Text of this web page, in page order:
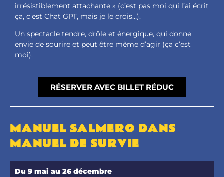
irrésistiblement attachante » (c’est pas moi qui l’ai écrit
ça, c’est Chat GPT, mais je le crois…).
Un spectacle tendre, drôle et énergique, qui donne
envie de sourire et peut être même d’agir (ça c’est
moi).
RÉSERVER AVEC BILLET RÉDUC
MANUEL SALMERO DANS
MANUEL DE SURVIE
Du 9 mai au 26 décembre